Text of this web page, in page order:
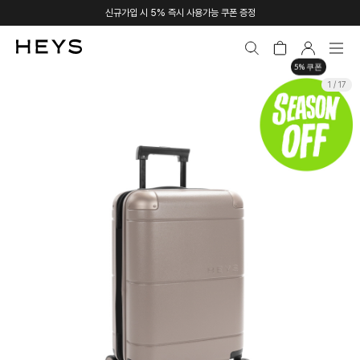
신규가입 시 5% 즉시 사용가능 쿠폰 증정
5% 쿠폰
1 / 17